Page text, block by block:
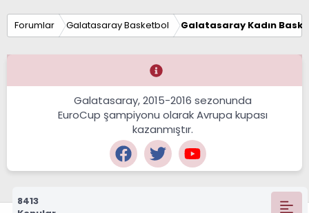
Forumlar Galatasaray Basketbol Galatasaray Kadın
Galatasaray, 2015-2016 sezonunda
EuroCup şampiyonu olarak Avrupa kupası
kazanmıştır.
8413